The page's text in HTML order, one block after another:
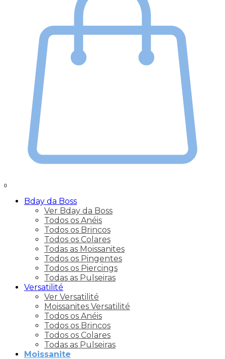
0
Bday da Boss
Ver Bday da Boss
Todos os Anéis
Todos os Brincos
Todos os Colares
Todas as Moissanites
Todos os Pingentes
Todos os Piercings
Todas as Pulseiras
Versatilité
Ver Versatilité
Moissanites Versatilité
Todos os Anéis
Todos os Brincos
Todos os Colares
Todas as Pulseiras
Moissanite